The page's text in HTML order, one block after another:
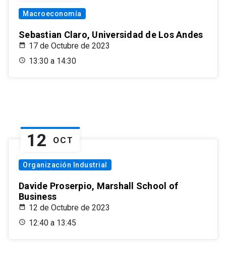
Macroeconomía
Sebastian Claro, Universidad de Los Andes
17 de Octubre de 2023
13:30 a 14:30
12 OCT
Organización Industrial
Davide Proserpio, Marshall School of
Business
12 de Octubre de 2023
12:40 a 13:45